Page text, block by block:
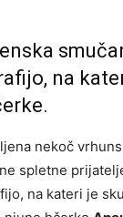
na
nekoč
spletne
na kateri je